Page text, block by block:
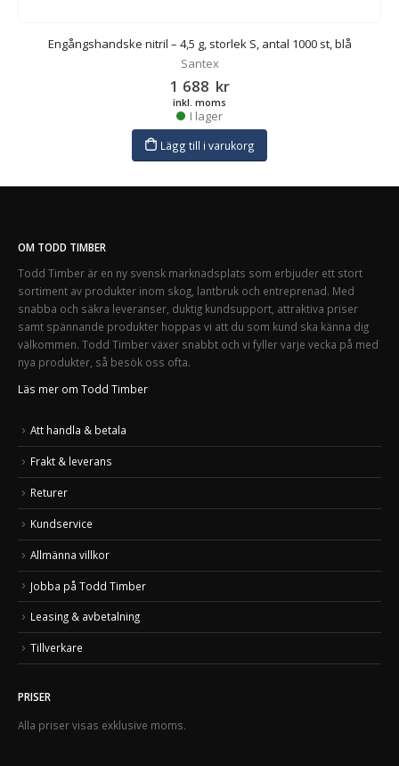
Engångshandske nitril – 4,5 g, storlek S, antal 1000 st, blå
Santex
1 688 kr
inkl. moms
I lager
Lägg till i varukorg
OM TODD TIMBER
Todd Timber är en ny svensk marknadsplats som erbjuder ett stort
sortiment av produkter inom skog, lantbruk och entreprenad. Med
snabba och säkra leveranser, duktig kundsupport, attraktiva priser
samt spännande produkter hoppas vi att du som kund ska känna dig
välkommen. Todd Timber växer snabbt och vi fyller varje vecka på med
nya produkter, så besök oss ofta.
Läs mer om Todd Timber
Att handla & betala
Frakt & leverans
Returer
Kundservice
Allmänna villkor
Jobba på Todd Timber
Leasing & avbetalning
Tillverkare
PRISER
Alla priser visas exklusive moms.